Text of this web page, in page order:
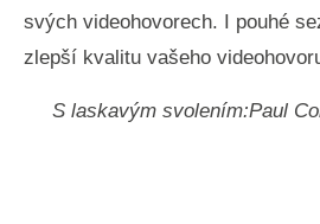
svých videohovorech. I pouhé
zlepší kvalitu vašeho
S laskavým svolením:Paul